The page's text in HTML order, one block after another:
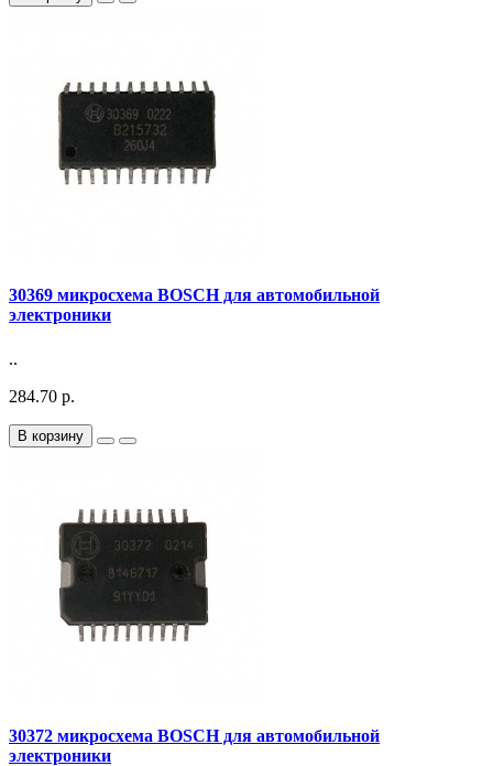
30369 микросхема BOSCH для автомобильной
электроники
..
284.70 р.
В корзину
30372 микросхема BOSCH для автомобильной
электроники